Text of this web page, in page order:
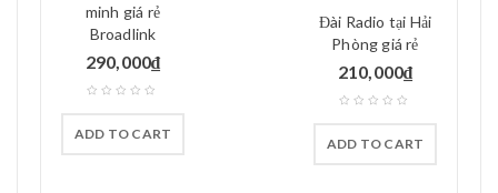
minh giá rẻ
Broadlink
290,000₫
ADD TO CART
Đài Radio tại Hải
Phòng giá rẻ
210,000₫
ADD TO CART